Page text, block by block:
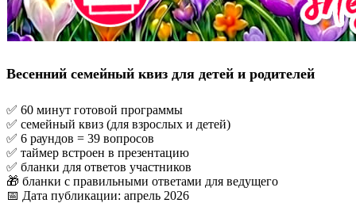
Весенний семейный квиз для детей и родителей
✅ 60 минут готовой программы
✅ семейный квиз (для взрослых и детей)
✅ 6 раундов = 39 вопросов
✅ таймер встроен в презентацию
✅ бланки для ответов участников
🎁 бланки с правильными ответами для ведущего
📅 Дата публикации: апрель 2026